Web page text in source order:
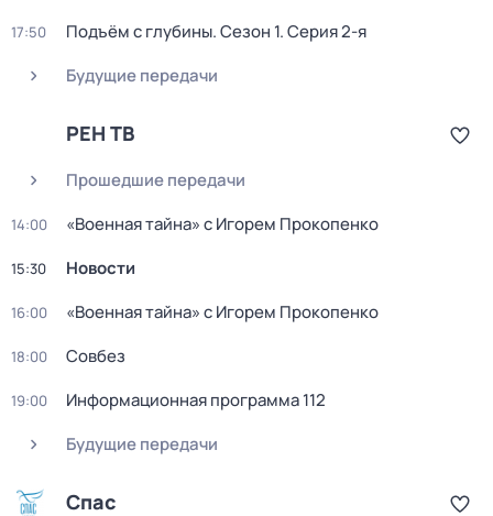
17:50 Подъём с глубины. Сезон 1. Серия 2-я
Будущие передачи
РЕН ТВ
Прошедшие передачи
14:00 «Военная тайна» с Игорем Прокопенко
15:30 Новости
16:00 «Военная тайна» с Игорем Прокопенко
18:00 Совбез
19:00
Информационная программа 112
Будущие передачи
Спас